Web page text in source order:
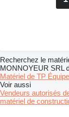
Recherchez le
MONNOYEUR SRL
Matériel de TP
Voir aussi
Vendeurs autorisés
matériel de